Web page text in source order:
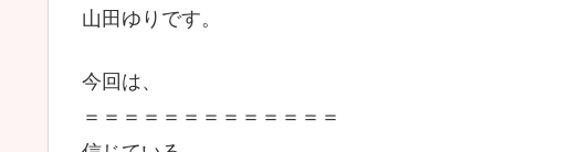
山田ゆりです。
今回は、
＝＝＝＝＝＝＝＝＝＝＝＝＝